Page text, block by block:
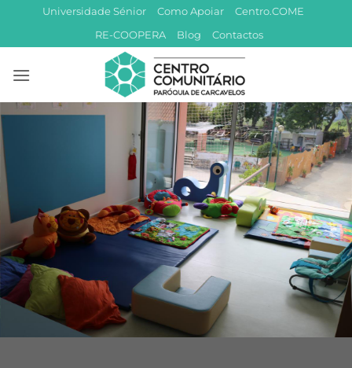
content
Universidade Sénior Como Apoiar
Centro.COME
RE-COOPERA
Blog Contactos